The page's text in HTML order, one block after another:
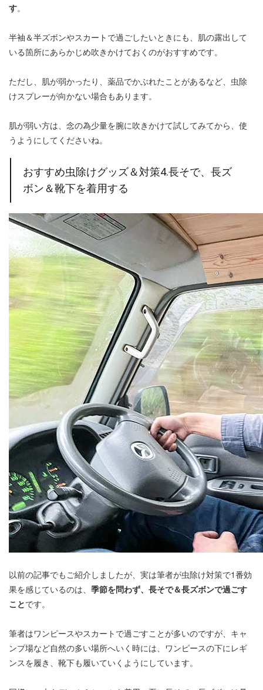
す。
半袖＆半ズボンやスカートで過ごしたいときにも、肌の露出して
いる箇所にあらかじめ吹きかけておくのがおすすめです。
ただし、肌が弱かったり、薬品でかぶれたことがあるなど、虫除
けスプレーが向かない場合もあります。
肌が弱い方は、念の為少量を腕に吹きかけて試してみてから、使
うようにしてくださいね。
おすすめ虫除けグッズ＆対策4.長そで、長ズ
ボン＆靴下を着用する
以前の記事でもご紹介しましたが、実は筆者が虫除け対策で1番効
果を感じているのは、 季節を問わず、長そで＆長ズボンで過ごす
ことです。
筆者はワンピースやスカートで過ごすことが多いのですが、キャ
ンプ場など自然の多い場所へいく時には、ワンピースの下にレギ
ンスを履き、靴下も履いていくようにしています。